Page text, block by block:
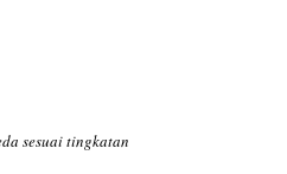
sesuai tingkatan